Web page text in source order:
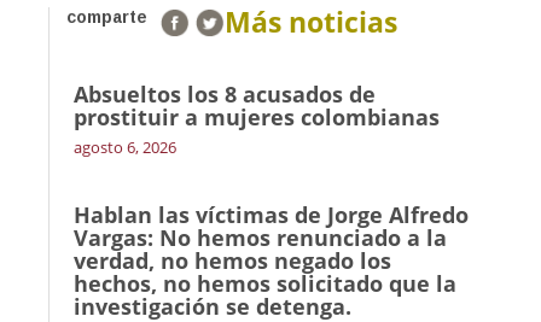
comparte Más noticias
Absueltos los 8 acusados de
prostituir a mujeres colombianas
agosto 6, 2026
Hablan las víctimas de Jorge Alfredo
Vargas: No hemos renunciado a la
verdad, no hemos negado los
hechos, no hemos solicitado que la
investigación se detenga.